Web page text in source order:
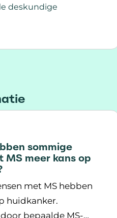
deskundige
Stel je vragen over
sommige
MS meer kans op
met MS hebben
huidkanker.
bepaalde MS-